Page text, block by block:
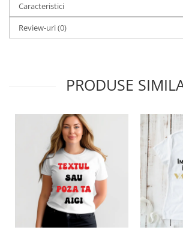
Caracteristici
Review-uri(0)
PRODUSE